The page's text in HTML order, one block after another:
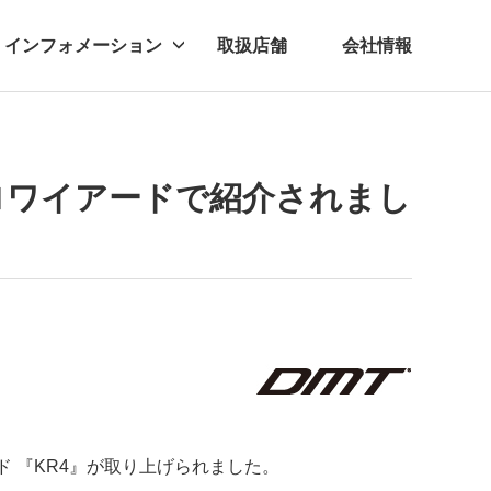
インフォメーション 取扱店舗 会社情報
イアードで紹介されまし
『KR4』が取り上げられました。